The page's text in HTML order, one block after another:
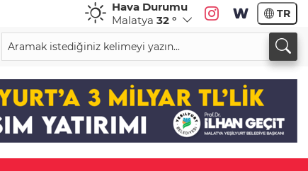
Hava Durumu
Malatya 32 ° TR